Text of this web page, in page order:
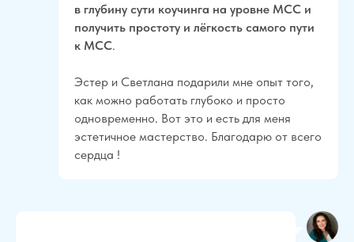
в глубину сути коучинга на уровне МСС и
получить простоту и лёгкость самого пути
к МСС.
Эстер и Светлана подарили мне опыт того,
как можно работать глубоко и просто
одновременно. Вот это и есть для меня
эстетичное мастерство. Благодарю от всего
сердца !